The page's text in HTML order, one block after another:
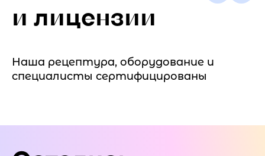
и лицензии
Наша рецептура, оборудование и
специалисты сертифицированы